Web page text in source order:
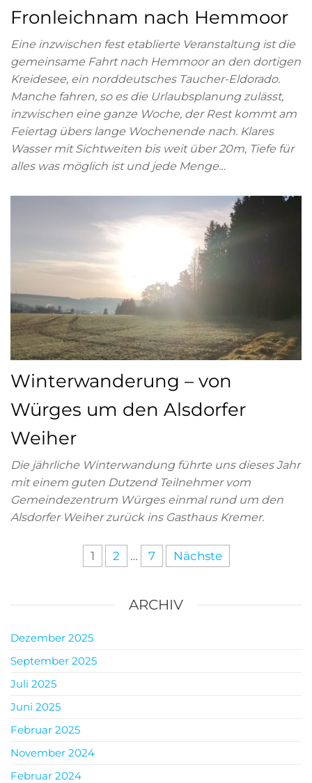
Fronleichnam nach Hemmoor
Eine inzwischen fest etablierte Veranstaltung ist die
gemeinsame Fahrt nach Hemmoor an den dortigen
Kreidesee, ein norddeutsches Taucher-Eldorado.
Manche fahren, so es die Urlaubsplanung zulässt,
inzwischen eine ganze Woche, der Rest kommt am
Feiertag übers lange Wochenende nach. Klares
Wasser mit Sichtweiten bis weit über 20m, Tiefe für
alles was möglich ist und jede Menge…
Winterwanderung – von
Würges um den Alsdorfer
Weiher
Die jährliche Winterwandung führte uns dieses Jahr
mit einem guten Dutzend Teilnehmer vom
Gemeindezentrum Würges einmal rund um den
Alsdorfer Weiher zurück ins Gasthaus Kremer.
1 2 … 7 Nächste
ARCHIV
Dezember 2025
September 2025
Juli 2025
Juni 2025
Februar 2025
November 2024
Februar 2024